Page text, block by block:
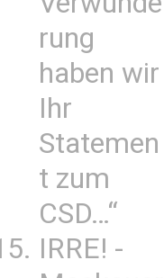
rung
haben wir
Ihr
Statemen
t zum
CSD…“
IRRE! -